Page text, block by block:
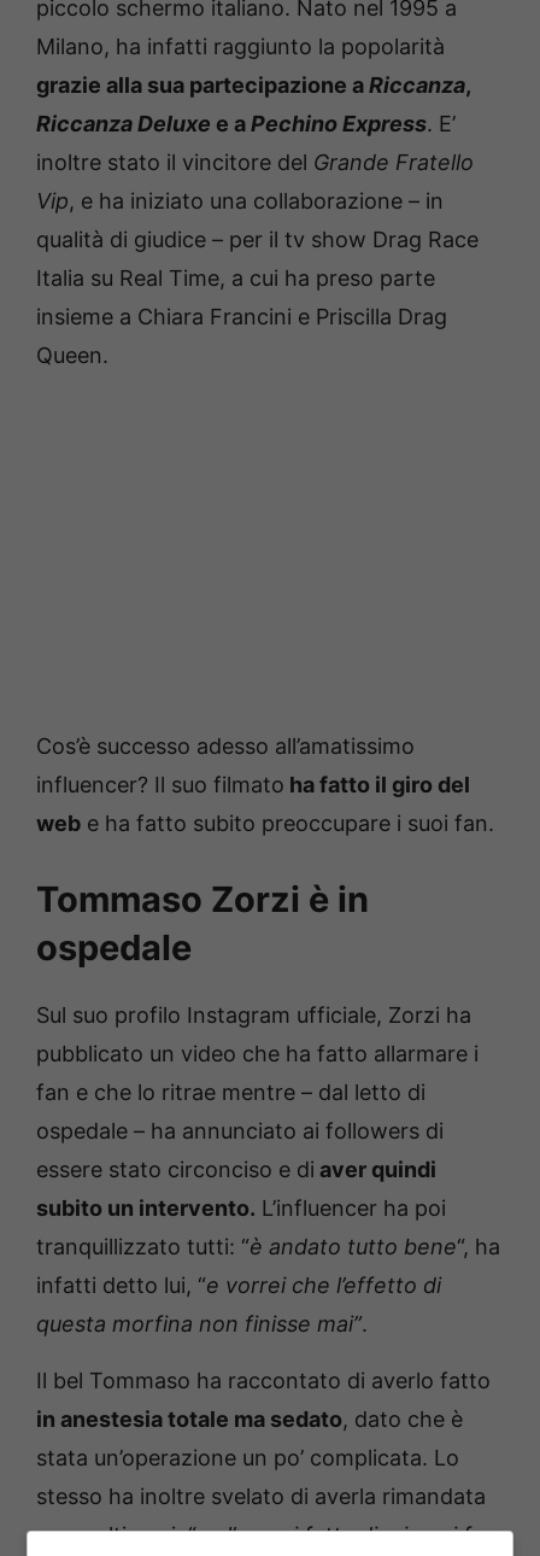
piccolo schermo italiano. Nato nel 1995 a
Milano, ha infatti raggiunto la popolarità
grazie alla sua partecipazione aRiccanza,
Riccanza Deluxe e aPechino Express. E’
inoltre stato il vincitore del Grande Fratello
Vip, e ha iniziato una collaborazione – in
qualità di giudice – per il tv show Drag Race
Italia su Real Time, a cui ha preso parte
insieme a Chiara Francini e Priscilla Drag
Queen.
Cos’è successo adesso all’amatissimo
influencer? Il suo filmato ha fatto il giro del
web e ha fatto subito preoccupare i suoi fan.
Tommaso Zorzi è in
ospedale
Sul suo profilo Instagram ufficiale, Zorzi ha
pubblicato un video che ha fatto allarmare i
fan e che lo ritrae mentre – dal letto di
ospedale – ha annunciato ai followers di
essere stato circonciso e di aver quindi
subito un intervento. L’influencer ha poi
tranquillizzato tutti: “è andato tutto bene“, ha
infatti detto lui, “e vorrei che l’effetto di
questa morfina non finisse mai”.
Il bel Tommaso ha raccontato di averlo fatto
in anestesia totale ma sedato, dato che è
stata un’operazione un po’ complicata. Lo
stesso ha inoltre svelato di averla rimandata
per molti anni: “se l’avessi fatta dieci anni fa